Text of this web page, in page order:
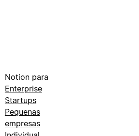
Notion para
Enterprise
Startups
Pequenas
empresas